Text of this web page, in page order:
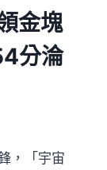
金塊
分淪
，「宇宙